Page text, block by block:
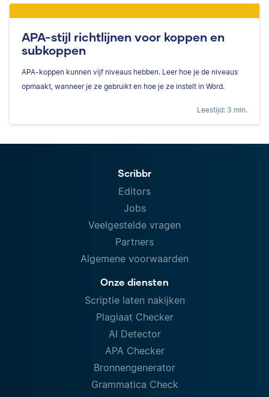
APA-stijl richtlijnen voor koppen en
subkoppen
APA-koppen kunnen vijf niveaus hebben. Leer hoe je de niveaus
opmaakt, wanneer je ze gebruikt en hoe je ze instelt in Word.
Leestijd: 3 min.
Scribbr
Editors
Jobs
Veelgestelde vragen
Partners
Algemene voorwaarden
Onze diensten
Scriptie laten nakijken
Plagiaat Checker
AI Detector
APA Checker
Bronnengenerator
Grammatica Check